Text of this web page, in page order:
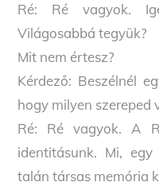
Ré: Ré vagyok.
Világosabbá tegyük?
Mit nem értesz?
Kérdező: Beszélnél
hogy milyen szereped
Ré: Ré vagyok. A
identitásunk. Mi,
talán társas memória